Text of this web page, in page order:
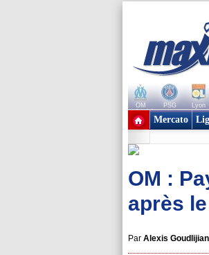
OM PSG Lyon
+ de clubs
Mercato
OM :
après
Par Alexis Goudlijian